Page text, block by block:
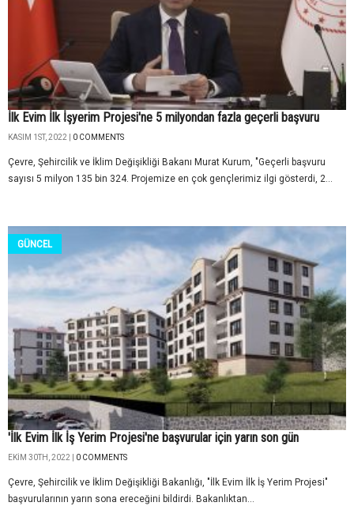
İlk Evim İlk İşyerim Projesi'ne 5 milyondan fazla geçerli başvuru
KASIM 1ST, 2022 | 0 COMMENTS
Çevre, Şehircilik ve İklim Değişikliği Bakanı Murat Kurum, "Geçerli başvuru
sayısı 5 milyon 135 bin 324. Projemize en çok gençlerimiz ilgi gösterdi, 2...
GÜNCEL
'İlk Evim İlk İş Yerim Projesi'ne başvurular için yarın son gün
EKIM 30TH, 2022 | 0 COMMENTS
Çevre, Şehircilik ve İklim Değişikliği Bakanlığı, "İlk Evim İlk İş Yerim Projesi"
başvurularının yarın sona ereceğini bildirdi. Bakanlıktan...